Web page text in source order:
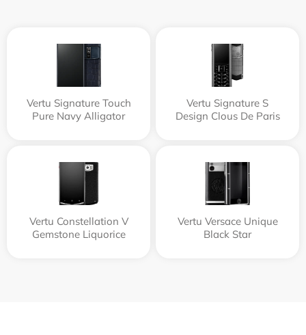
Vertu Signature Touch
Pure Navy Alligator
Vertu Signature S
Design Clous De Paris
Vertu Constellation V
Gemstone Liquorice
Vertu Versace Unique
Black Star